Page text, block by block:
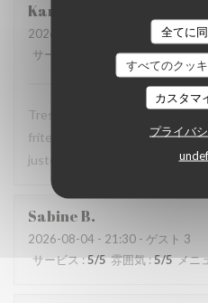
全てに
すべてのクッ
カスタマ
プライバ
Karin
2026-08-02
- 21:30 - ゲスト 5
サービス
雰囲気:5/5 メニ
Tres bien mangé. Mais j ai mis
frites pour deux c est pas top et
juste.nous sommes
SabineB
2026-08-04 - 21:30 - ゲスト 3
サービス:5/5 雰囲気:5/5 メニ